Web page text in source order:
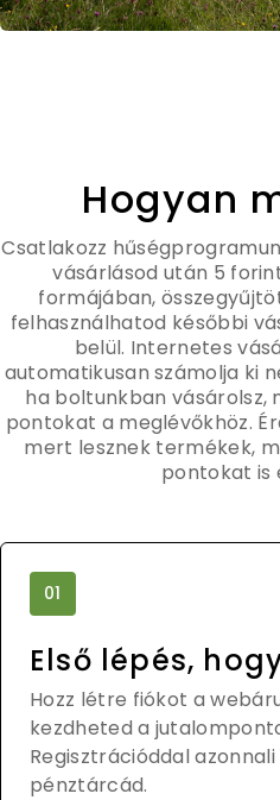
Hogyan
Csatlakozz
vásárlásod után 5
formájában,
felhasználhatod későbbi
belül. Internetes
automatikusan számolja ki
ha boltunkban vásárolsz,
pontokat a meglévőkhöz.
mert lesznek termékek,
pontokat is
01
Első lépés,
Hozz létre fiókot a
kezdheted a
Regisztrációddal
pénztárcád.